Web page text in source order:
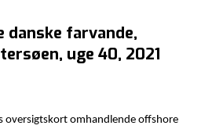
danske farvande,
uge 40, 2021
oversigtskort omhandlende offshore